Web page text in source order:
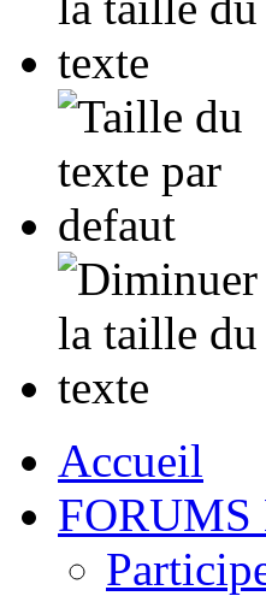
Accueil
FORUMS